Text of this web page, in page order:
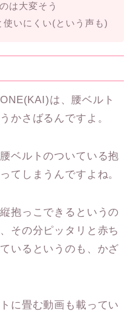
は大変そう
使いにくい(という声も)
は、腰ベルト
かさばるんですよ。
ベルトのついている抱
てしまうんですよね。
抱っこできるというの
その分ピッタリと赤ち
いるというのも、かざ
に畳む動画も載ってい